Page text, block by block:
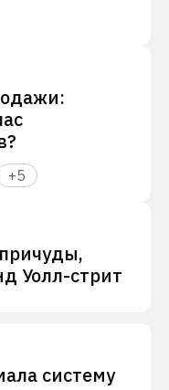
+5
Уолл-стрит
систему